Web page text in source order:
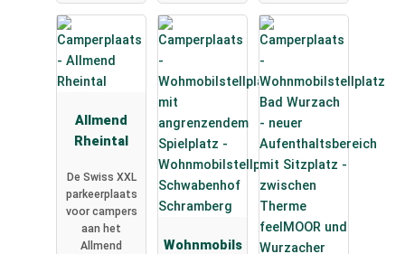
Allmend
Rheintal
De Swiss XXL
parkeerplaats
voor campers
aan het
Allmend
Wohnmobils